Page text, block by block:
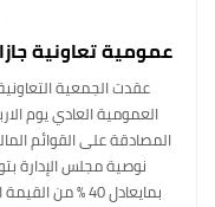
عقدت الجمعية
نوصية مجلس الإدارة
بمايعادل 40 % من القيمة الإسمية للسهم وذلك بعدخصم النسب […]